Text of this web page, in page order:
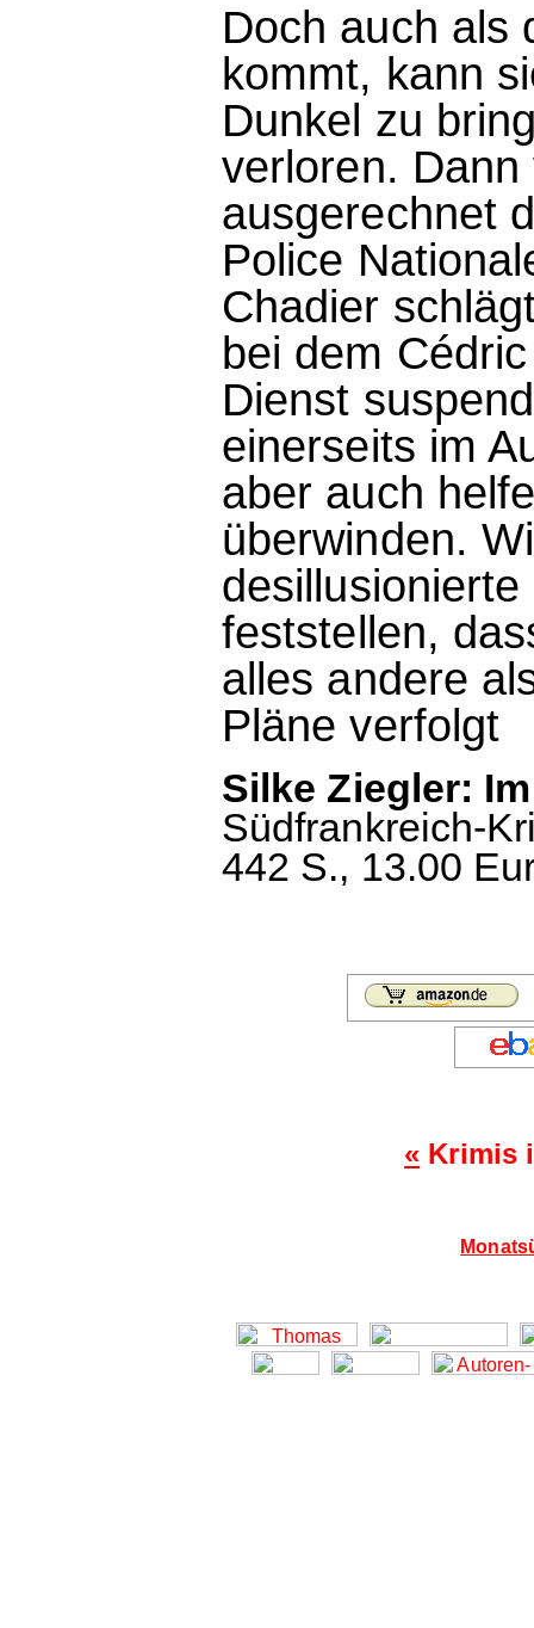
Doch auch als
kommt, kann
Dunkel zu
verloren.
ausgerechnet
Police
Chadier
bei dem
Dienst
einerseits im
aber auch
überwinden.
feststellen,
alles andere
Pläne verfolgt
Silke Ziegler:
Südfrankreich-
442 S., 13.00
« Krimis